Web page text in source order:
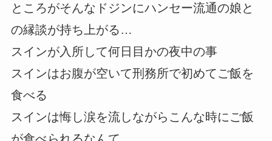
ところがそんなドジンにハンセー流通の娘と
の縁談が持ち上がる…
スインが入所して何日目かの夜中の事
スインはお腹が空いて刑務所で初めてご飯を
食べる
スインは悔し涙を流しながらこんな時にご飯
が食べられるなんて